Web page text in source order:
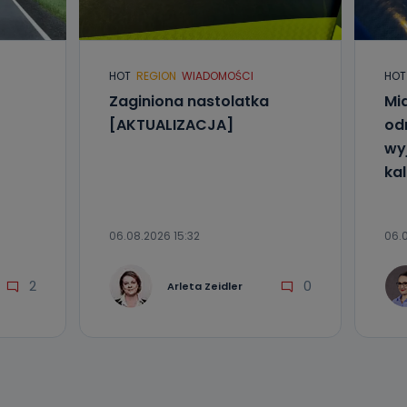
Wolności
od
żądania
od
2
HOT REGION WIADOMOŚCI
Zaginiona nastolatka
[AKTUALIZACJA]
06.08.2026 15:32
Arleta Zeidler 0
HOT